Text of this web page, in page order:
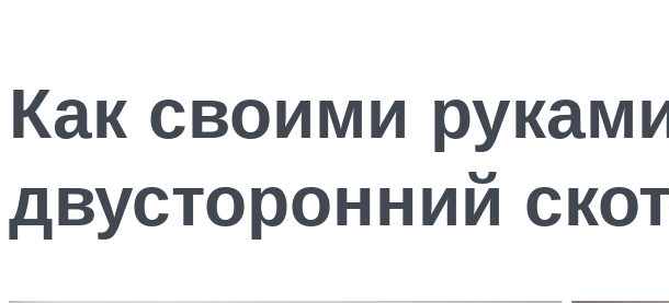
Как своими
двусторонний